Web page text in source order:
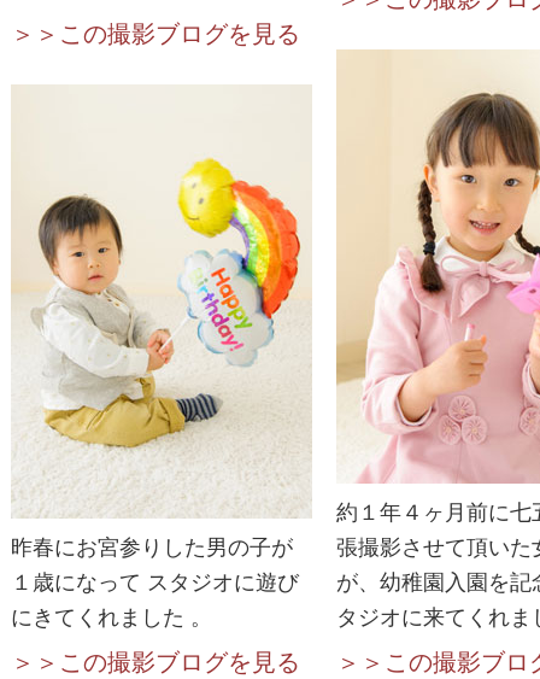
＞＞この撮影ブログを見る
昨春にお宮参りした男の子が
１歳になって スタジオに遊び
にきてくれました 。
＞＞この撮影ブログを見る
約１年４ヶ月前に七
張撮影させて頂いた
が、幼稚園入園を記
タジオに来てくれま
＞＞この撮影ブロ